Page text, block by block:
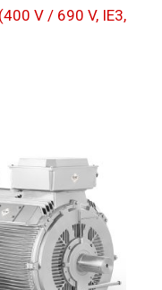
V / 690 V, IE3,